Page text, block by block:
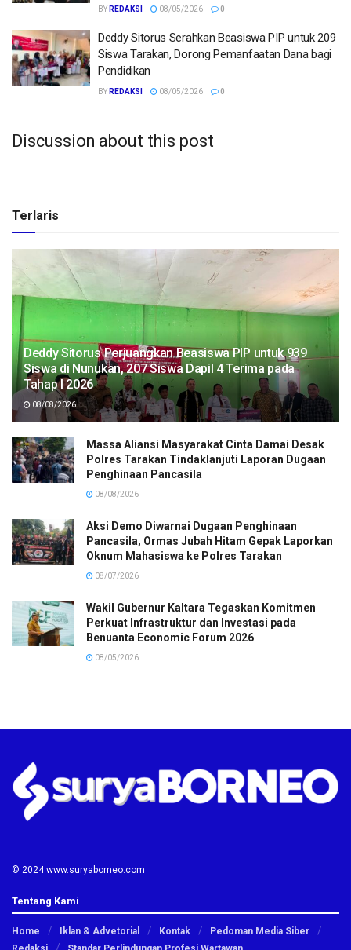
BY REDAKSI 08/05/2026 0
Deddy Sitorus Serahkan Beasiswa PIP untuk 209
Siswa Tarakan, Dorong Pemanfaatan Dana bagi
Pendidikan
BY REDAKSI 08/05/2026 0
Discussion about this post
Terlaris
Deddy Sitorus Perjuangkan Beasiswa PIP untuk 939
Siswa di Nunukan, 207 Siswa Dapil 4 Terima pada
Tahap I 2026
08/08/2026
Massa Aliansi Masyarakat Cinta Damai Desak
Polres Tarakan Tindaklanjuti Laporan Dugaan
Penghinaan Pancasila
08/08/2026
Aksi Demo Diwarnai Dugaan Penghinaan
Pancasila, Ormas Jubah Hitam Gepak Laporkan
Oknum Mahasiswa ke Polres Tarakan
08/07/2026
Wakil Gubernur Kaltara Tegaskan Komitmen
Perkuat Infrastruktur dan Investasi pada
Benuanta Economic Forum 2026
08/05/2026
© 2024 www.suryaborneo.com
Tentang Kami
Home Iklan & Advetorial Kontak
Pedoman Media Siber